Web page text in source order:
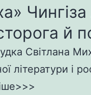
й
Світлана
літератури і